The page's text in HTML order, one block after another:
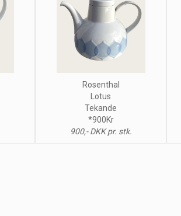
Rosenthal
Lotus
Tekande
*900Kr
900,- DKK pr. stk.